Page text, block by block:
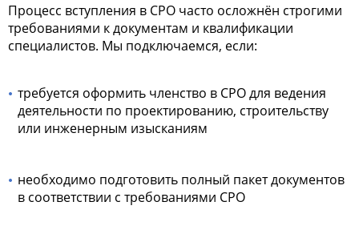
Процесс вступления в СРО часто осложнён строгими
требованиями к документам и квалификации
специалистов. Мы подключаемся, если:
требуется оформить членство в СРО для ведения
деятельности по проектированию, строительству
или инженерным изысканиям
необходимо подготовить полный пакет документов
в соответствии с требованиями СРО